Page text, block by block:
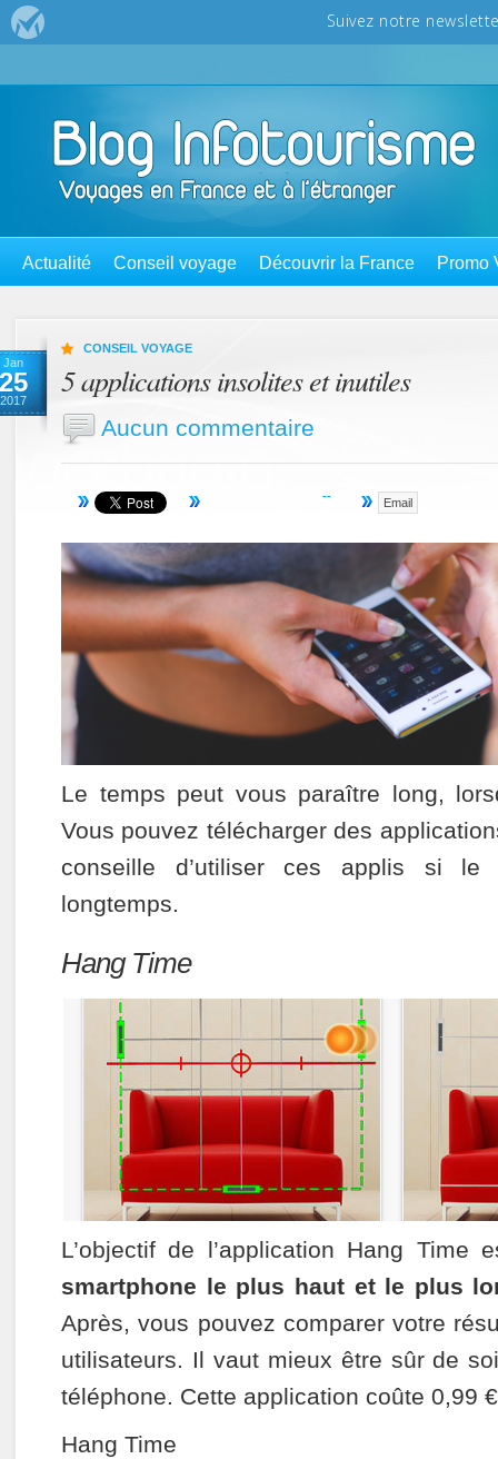
Actualité Conseil voyage Découvrir la France Promo
Jan
25
2017
CONSEIL VOYAGE
5 applications insolites et inutiles
Aucun commentaire
Email
Le temps peut vous paraître long,
Vous pouvez télécharger des
conseille d’utiliser ces applis si le
longtemps.
Hang Time
L’objectif de l’application Hang Time
smartphone le plus haut et le plus
Après, vous pouvez comparer votre
utilisateurs. Il vaut mieux être sûr de
téléphone. Cette application coûte 0,99
Hang Time